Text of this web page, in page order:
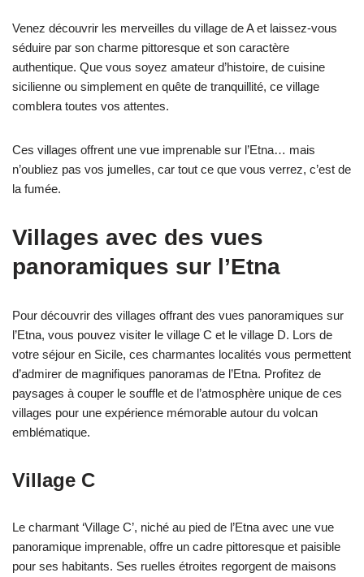
Venez découvrir les merveilles du village de A et laissez-vous
séduire par son charme pittoresque et son caractère
authentique. Que vous soyez amateur d’histoire, de cuisine
sicilienne ou simplement en quête de tranquillité, ce village
comblera toutes vos attentes.
Ces villages offrent une vue imprenable sur l’Etna… mais
n’oubliez pas vos jumelles, car tout ce que vous verrez, c’est de
la fumée.
Villages avec des vues
panoramiques sur l’Etna
Pour découvrir des villages offrant des vues panoramiques sur
l’Etna, vous pouvez visiter le village C et le village D. Lors de
votre séjour en Sicile, ces charmantes localités vous permettent
d’admirer de magnifiques panoramas de l’Etna. Profitez de
paysages à couper le souffle et de l’atmosphère unique de ces
villages pour une expérience mémorable autour du volcan
emblématique.
Village C
Le charmant ‘Village C’, niché au pied de l’Etna avec une vue
panoramique imprenable, offre un cadre pittoresque et paisible
pour ses habitants. Ses ruelles étroites regorgent de maisons